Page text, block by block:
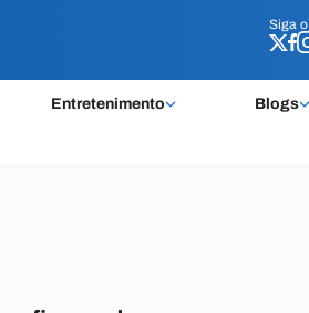
Siga o
Entretenimento Blogs
Siga o